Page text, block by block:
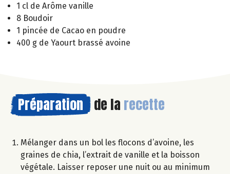
1 cl de Arôme vanille
8 Boudoir
1 pincée de Cacao en poudre
400 g de Yaourt brassé avoine
Préparation de la recette
Mélanger dans un bol les flocons d’avoine, les
graines de chia, l’extrait de vanille et la boisson
végétale. Laisser reposer une nuit ou au minimum